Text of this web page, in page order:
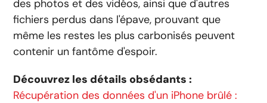
des photos et des vidéos, ainsi que d'autres
fichiers perdus dans l'épave, prouvant que
même les restes les plus carbonisés peuvent
contenir un fantôme d'espoir.
Découvrez les détails obsédants :
Récupération des données d'un iPhone brûlé :